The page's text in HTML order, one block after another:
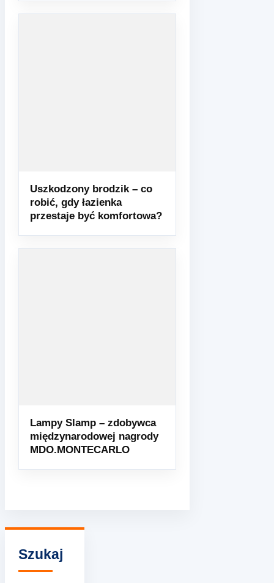
Uszkodzony brodzik – co
robić, gdy łazienka
przestaje być komfortowa?
Lampy Slamp – zdobywca
międzynarodowej nagrody
MDO.MONTECARLO
Szukaj